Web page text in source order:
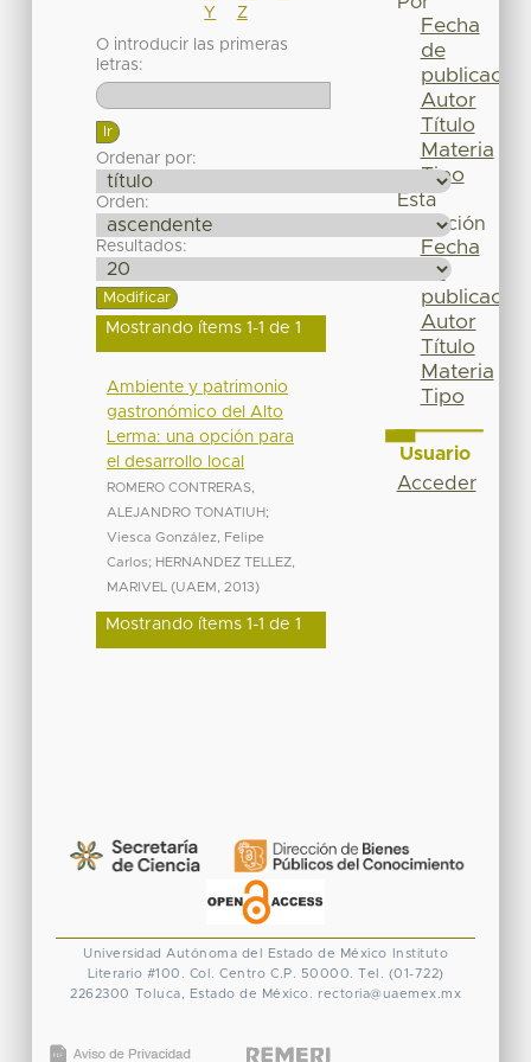
Y
Z
O introducir las primeras
letras:
Ordenar por:
Orden:
Resultados:
Mostrando ítems 1-1 de 1
Ambiente y patrimonio
gastronómico del Alto
Lerma: una opción para
el desarrollo local
ROMERO CONTRERAS,
ALEJANDRO TONATIUH;
Viesca González, Felipe
Carlos; HERNANDEZ TELLEZ,
MARIVEL
(UAEM 2013)
Mostrando ítems 1-1 de 1
Fecha
de
publicación
Autor
Título
Materia
Tipo
Esta
colección
Fecha
de
publicación
Autor
Título
Materia
Tipo
Usuario
Acceder
Universidad Autónoma del Estado de México
Instituto
Literario #100. Col. Centro C.P. 50000. Tel. (01-722)
2262300 Toluca, Estado de México. rectoria@uaemex.mx